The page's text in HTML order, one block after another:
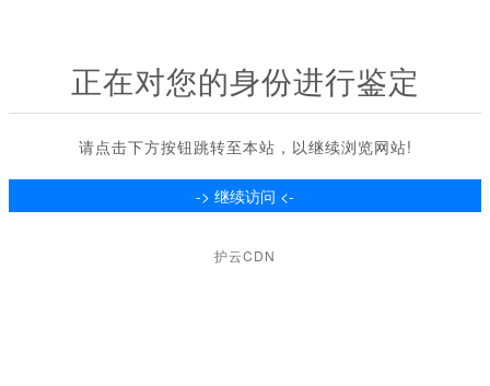
正在对您的身份进行鉴定
请点击下方按钮跳转至本站，以继续浏览网站!
护云CDN